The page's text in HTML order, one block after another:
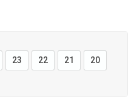
23 22 21 20